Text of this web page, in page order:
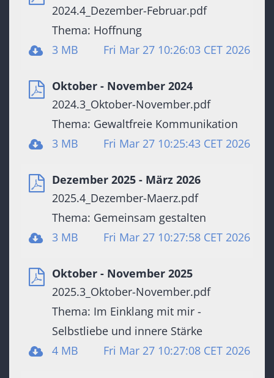
2024.4_Dezember-Februar.pdf
Thema: Hoffnung
3 MB
Fri Mar 27 10:26:03 CET 2026
Oktober - November 2024
2024.3_Oktober-November.pdf
Thema: Gewaltfreie Kommunikation
3 MB
Fri Mar 27 10:25:43 CET 2026
Dezember 2025 - März 2026
2025.4_Dezember-Maerz.pdf
Thema: Gemeinsam gestalten
3 MB
Fri Mar 27 10:27:58 CET 2026
Oktober - November 2025
2025.3_Oktober-November.pdf
Thema: Im Einklang mit mir -
Selbstliebe und innere Stärke
4 MB
Fri Mar 27 10:27:08 CET 2026